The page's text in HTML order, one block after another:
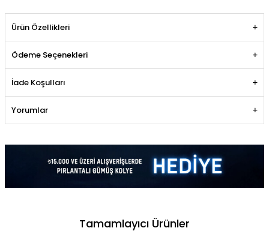
Ürün Özellikleri
Ödeme Seçenekleri
İade Koşulları
Yorumlar
Tamamlayıcı Ürünler